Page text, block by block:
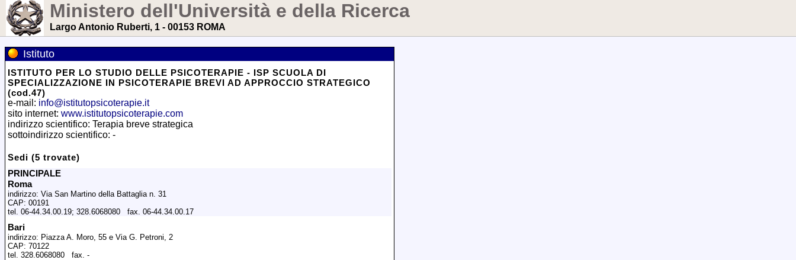
Ministero dell'Università e della Ricerca
Largo Antonio Ruberti, 1 - 00153 ROMA
Istituto
ISTITUTO PER LO STUDIO DELLE PSICOTERAPIE - ISP SCUOLA DI
SPECIALIZZAZIONE IN PSICOTERAPIE BREVI AD APPROCCIO STRATEGICO
(cod.47)
e-mail: info@istitutopsicoterapie.it
sito internet: www.istitutopsicoterapie.com
indirizzo scientifico: Terapia breve strategica
sottoindirizzo scientifico: -
Sedi (5 trovate)
PRINCIPALE
Roma
indirizzo: Via San Martino della Battaglia n. 31
CAP: 00191
tel. 06-44.34.00.19; 328.6068080 fax. 06-44.34.00.17
Bari
indirizzo: Piazza A. Moro, 55 e Via G. Petroni, 2
CAP: 70122
tel. 328.6068080 fax. -